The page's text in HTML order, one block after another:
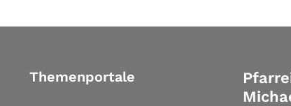
Themenportale